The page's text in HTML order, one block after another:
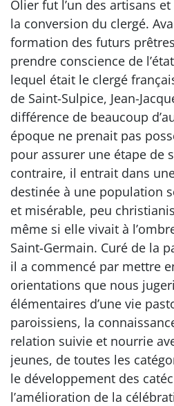
Olier fut l’un des artisans
la conversion du clergé.
formation des futurs
prendre conscience de
lequel était le clergé
de Saint-Sulpice, Jean-
différence de beaucoup
époque ne prenait pas
pour assurer une étape de
contraire, il entrait dans
destinée à une population
et misérable, peu
même si elle vivait à
Saint-Germain. Curé de la
il a commencé par mettre
orientations que nous
élémentaires d’une vie
paroissiens, la
relation suivie et nourrie
jeunes, de toutes les
le développement des
l’amélioration de la